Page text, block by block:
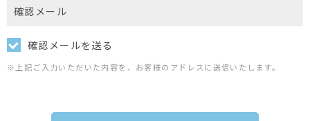
確認メール
確認メールを送る
※上記ご入力いただいた内容を、お客様のアドレスに送信いたします。